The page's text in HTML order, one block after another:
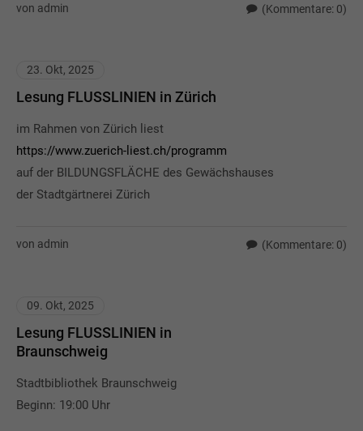
von admin (Kommentare: 0)
23. Okt, 2025
Lesung FLUSSLINIEN in Zürich
im Rahmen von Zürich liest
https://www.zuerich-liest.ch/programm
auf der BILDUNGSFLÄCHE des Gewächshauses
der Stadtgärtnerei Zürich
von admin (Kommentare: 0)
09. Okt, 2025
Lesung FLUSSLINIEN in
Braunschweig
Stadtbibliothek Braunschweig
Beginn: 19:00 Uhr